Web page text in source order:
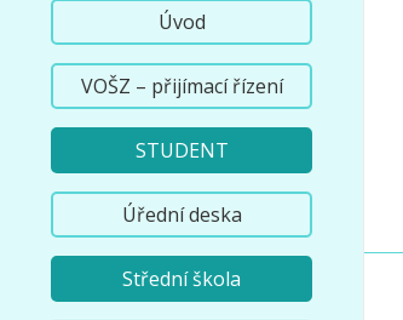
Úvod
VOŠZ – přijímací řízení
STUDENT
Úřední deska
Střední škola